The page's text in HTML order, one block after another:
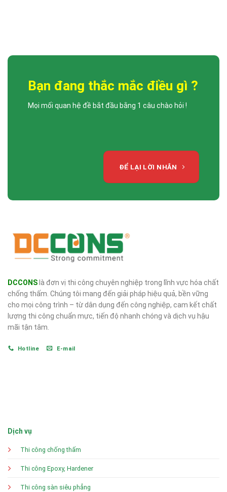
Bạn đang thắc mắc điều gì ?
Mọi mối quan hệ đề bắt đầu bằng 1 câu chào hỏi !
ĐỂ LẠI LỜI NHẮN
DCCONS là đơn vị thi công chuyên nghiệp trong lĩnh vực hóa chất
chống thấm. Chúng tôi mang đến giải pháp hiệu quả, bền vững
cho mọi công trình – từ dân dụng đến công nghiệp, cam kết chất
lượng thi công chuẩn mực, tiến độ nhanh chóng và dịch vụ hậu
mãi tận tâm.
Hotline E-mail
Dịch vụ
Thi công chống thấm
Thi công Epoxy, Hardener
Thi công sàn siêu phẳng